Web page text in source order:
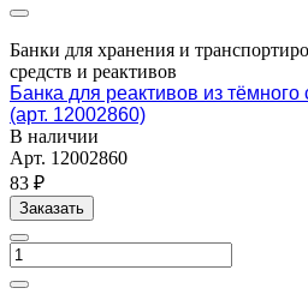
Банки для хранения и
средств и реактивов
Банка для реактивов из
(арт. 12002860)
В наличии
Арт. 12002860
83 ₽
Заказать